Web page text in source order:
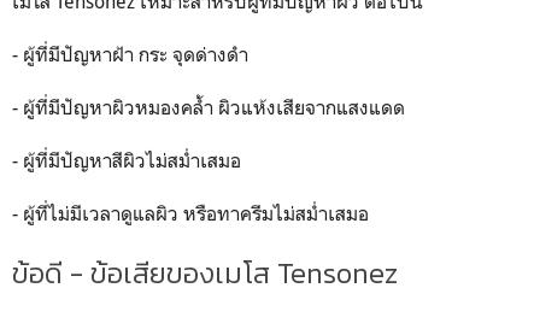
- ผู้ที่มีปัญหาฝ้า กระ จุดด่างดำ
- ผู้ที่มีปัญหาผิวหมองคล้ำ ผิวแห้งเสียจากแสงแดด
- ผู้ที่มีปัญหาสีผิวไม่สม่ำเสมอ
- ผู้ที่ไม่มีเวลาดูแลผิว หรือทาครีมไม่สม่ำเสมอ
ข้อดี - ข้อเสียของเมโส Tensonez